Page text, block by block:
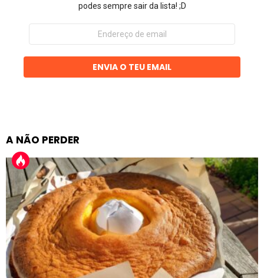
podes sempre sair da lista! ;D
Endereço
email
ENVIA O TEU EMAIL
A NÃO PERDER